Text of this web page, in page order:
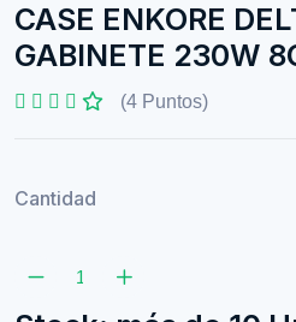
CASE ENKORE
GABINETE 230W
(4 Puntos)
Cantidad